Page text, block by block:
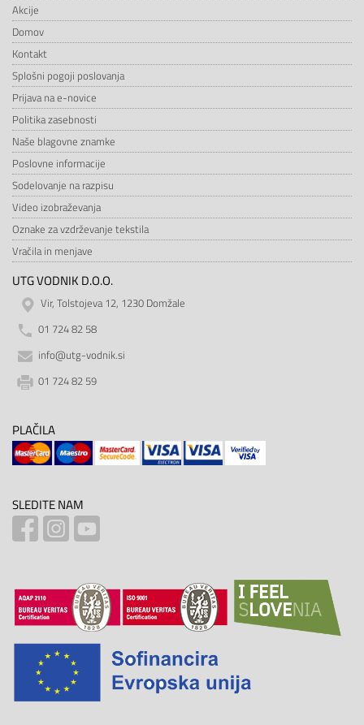
Akcije
Domov
Kontakt
Splošni pogoji poslovanja
Prijava na e-novice
Politika zasebnosti
Naše blagovne znamke
Poslovne informacije
Sodelovanje na razpisu
Video izobraževanja
Oznake za vzdrževanje tekstila
Vračila in menjave
UTG VODNIK D.O.O.
Vir, Tolstojeva 12, 1230 Domžale
01 724 82 58
info@utg-vodnik.si
01 724 82 59
PLAČILA
SLEDITE NAM